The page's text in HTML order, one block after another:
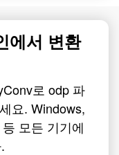
에서 변환
로 odp 파
요. Windows,
모든 기기에